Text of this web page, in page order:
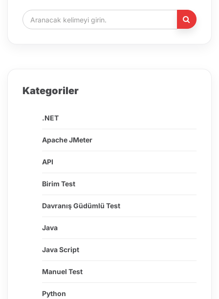
Kategoriler
.NET
Apache JMeter
API
Birim Test
Davranış Güdümlü Test
Java
Java Script
Manuel Test
Python